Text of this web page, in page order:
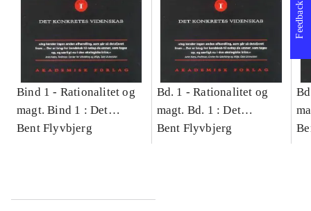
Bind 1 - Rationalitet og
magt. Bind 1 : Det
konkretes videnskab
Bent Flyvbjerg
Bd. 1 -Rationalitet og
magt. Bd. 1 : Det
konkretes videnskab
Bent Flyvbjerg
Feedback